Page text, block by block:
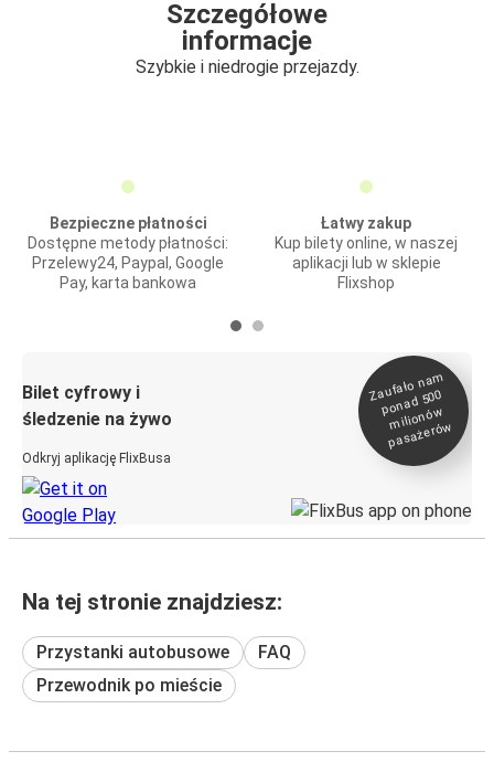
Szczegółowe
informacje
Szybkie i niedrogie przejazdy.
Bezpieczne płatności
Dostępne metody płatności:
Przelewy24, Paypal, Google
Pay, karta bankowa
Łatwy zakup
Kup bilety online, w naszej
aplikacji lub w sklepie
Flixshop
Bilet cyfrowy i
śledzenie na żywo
Odkryj aplikację FlixBusa
Zaufało na
m
ponad 500
milionó
w
pasażeró
w
Na tej stronie znajdziesz:
Przystanki autobusowe
FAQ
Przewodnik po mieście